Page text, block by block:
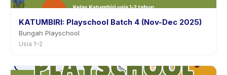
KATUMBIRI: Playschool Batch 4 (Nov-Dec 2025)
Bungah Playschool
Usia 1–2